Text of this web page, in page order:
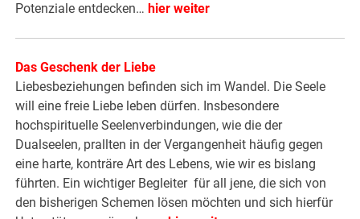
Potenziale entdecken… hier weiter
Das Geschenk der Liebe
Liebesbeziehungen befinden sich im Wandel. Die Seele
will eine freie Liebe leben dürfen. Insbesondere
hochspirituelle Seelenverbindungen, wie die der
Dualseelen, prallten in der Vergangenheit häufig gegen
eine harte, konträre Art des Lebens, wie wir es bislang
führten. Ein wichtiger Begleiter für all jene, die sich von
den bisherigen Schemen lösen möchten und sich hierfür